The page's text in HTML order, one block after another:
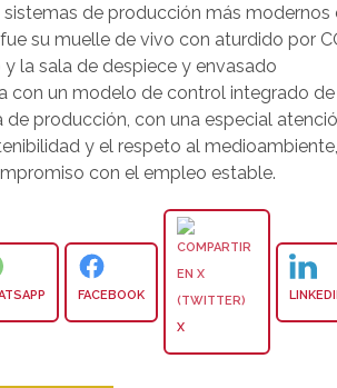
de producción más modernos
su muelle de vivo con aturdido por
la sala de despiece y envasado
con un modelo de control integrado de
de producción, con una especial
y el respeto al
con el empleo estable.
FACEBOOK
X